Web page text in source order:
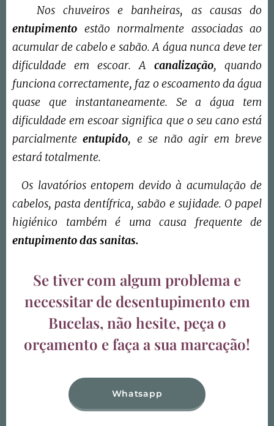
Nos chuveiros e banheiras, as causas do
entupimento estão normalmente associadas ao
acumular de cabelo e sabão. A água nunca deve ter
dificuldade em escoar. A canalização, quando
funciona correctamente, faz o escoamento da água
quase que instantaneamente. Se a água tem
dificuldade em escoar significa que o seu cano está
parcialmenteentupido, e se não agir em breve
estará totalmente.
Os lavatórios entopem devido à acumulação de
cabelos, pasta dentífrica, sabão e sujidade. O papel
higiénico também é uma causa frequente de
entupimento das sanitas.
Se tiver com algum problema e
necessitar de desentupimento em
Bucelas, não hesite, peça o
orçamento e faça a sua marcação!
Whatsapp